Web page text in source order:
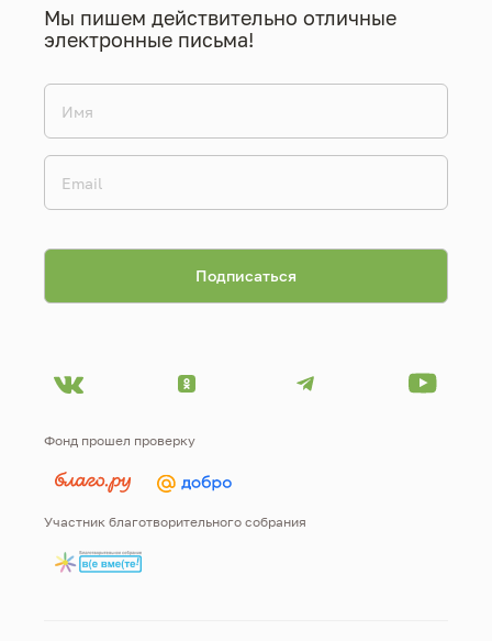
Мы пишем действительно отличные
электронные письма!
Фонд прошел проверку
Участник благотворительного собрания